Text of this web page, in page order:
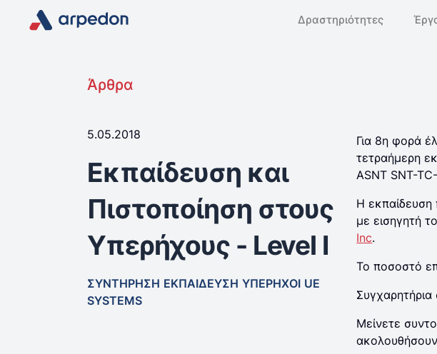
Δραστηριότητες
Άρθρα
5.05.2018
Εκπαίδευση και
Πιστοποίηση στους
Υπερήχους - Level I
ΣΥΝΤΗΡΗΣΗ ΕΚΠΑΙΔΕΥΣΗ ΥΠΕΡΗΧΟΙ UE
SYSTEMS
Για 8η φορά
τετραήμερη
ASNT SNT-
Η εκπαίδευση
με εισηγητή
Inc.
Το ποσοστό
Μείνετε